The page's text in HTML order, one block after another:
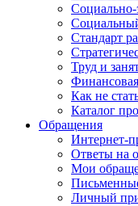
Социально-
Стандарт
Труд и
Как не
Каталог
Обращения
Интернет-
Ответы на
Мои
Личный